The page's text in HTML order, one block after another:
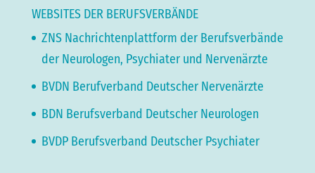
WEBSITES DER BERUFSVERBÄNDE
ZNS Nachrichtenplattform der Berufsverbände
der Neurologen, Psychiater und Nervenärzte
BVDN Berufverband Deutscher Nervenärzte
BDN Berufsverband Deutscher Neurologen
BVDP Berufsverband Deutscher Psychiater